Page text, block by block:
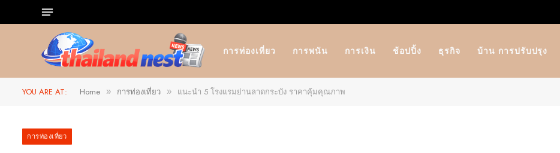
การท่องเที่ยว การพนัน การเงิน ช้อปปิ้ง ธุรกิจ บ้าน การปรับปรุง
YOU ARE AT: Home » การท่องเที่ยว » แนะนำ 5 โรงแรมย่านลาดกระบัง ราคาคุ้มคุณภาพ
การท่องเที่ยว